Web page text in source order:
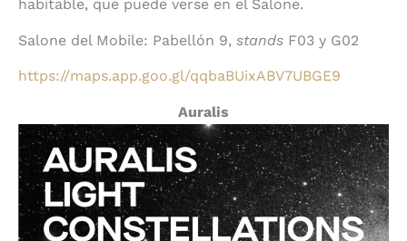
habitable, que puede verse en el Salone.
Salone del Mobile: Pabellón 9, stands F03 y G02
https://maps.app.goo.gl/qqbaBUixABV7UBGE9
Auralis